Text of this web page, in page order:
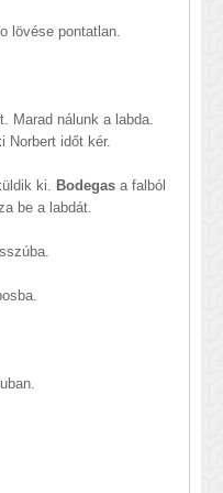
lövése pontatlan.
Marad nálunk a labda.
Norbert időt kér.
ki. Bodegas a falból
be a labdát.